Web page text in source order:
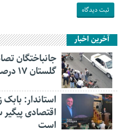
آخرین اخبار
جانباختگان
گلستان ۱۷ درصد کاهش یافت
اقتصادی
است